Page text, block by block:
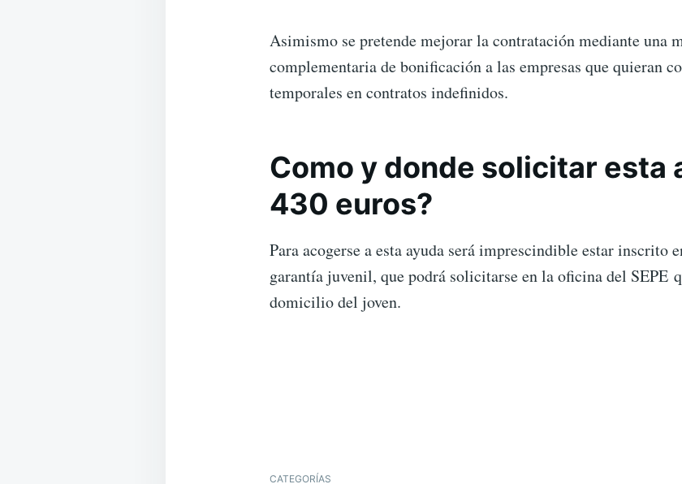
Asimismo se pretende mejorar la contratación mediante una
complementaria de bonificación a las empresas que quieran
temporales en contratos indefinidos.
Como y donde solicitar esta
430 euros?
Para acogerse a esta ayuda será imprescindible estar inscrito
garantía juvenil, que podrá solicitarse en la oficina del SEPE
domicilio del joven.
CATEGORÍAS